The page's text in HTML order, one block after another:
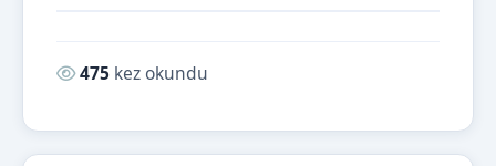
Okunma sayısı:
475 kez okundu